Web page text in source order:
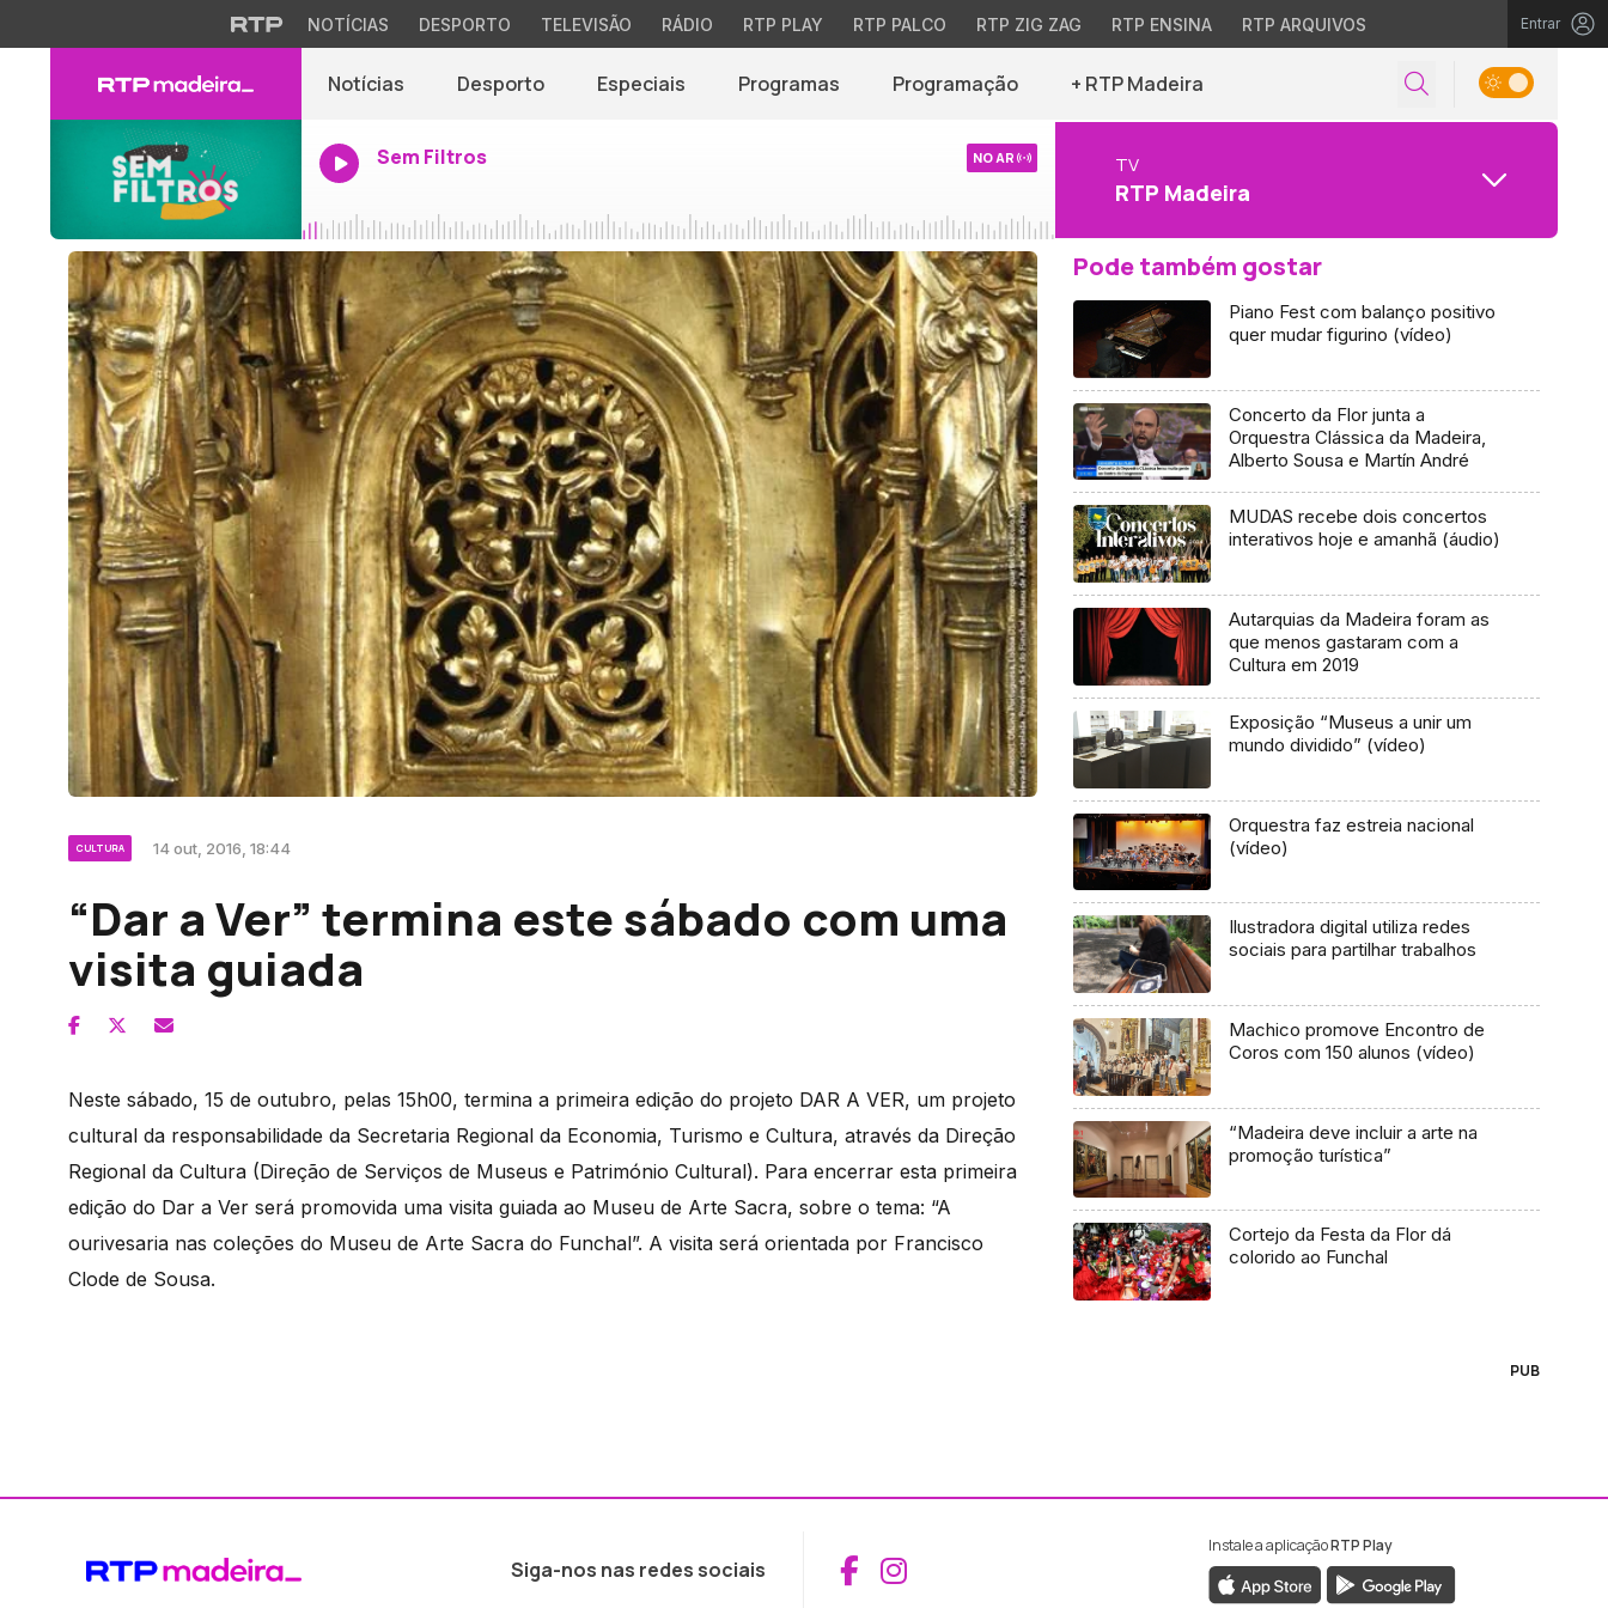
NOTÍCIAS DESPORTO TELEVISÃO RÁDIO RTP PLAY RTP PALCO RTP ZIG ZAG RTP ENSINA RTP ARQUIVOS Entrar
Notícias Desporto Especiais Programas Programação + RTP Madeira
Sem Filtros NO AR TV
RTP Madeira
CULTURA 14 out, 2016, 18:44
“Dar a Ver” termina este sábado com uma
visita guiada
Neste sábado, 15 de outubro, pelas 15h00, termina a primeira edição do projeto DAR A VER, um projeto
cultural da responsabilidade da Secretaria Regional da Economia, Turismo e Cultura, através da Direção
Regional da Cultura (Direção de Serviços de Museus e Património Cultural). Para encerrar esta primeira
edição do Dar a Ver será promovida uma visita guiada ao Museu de Arte Sacra, sobre o tema: “A
ourivesaria nas coleções do Museu de Arte Sacra do Funchal”. A visita será orientada por Francisco
Clode de Sousa.
Pode também gostar
Piano Fest com balanço positivo
quer mudar figurino (vídeo)
Concerto da Flor junta a
Orquestra Clássica da Madeira,
Alberto Sousa e Martín André
MUDAS recebe dois concertos
interativos hoje e amanhã (áudio)
Autarquias da Madeira foram as
que menos gastaram com a
Cultura em 2019
Exposição “Museus a unir um
mundo dividido” (vídeo)
Orquestra faz estreia nacional
(vídeo)
Ilustradora digital utiliza redes
sociais para partilhar trabalhos
Machico promove Encontro de
Coros com 150 alunos (vídeo)
“Madeira deve incluir a arte na
promoção turística”
Cortejo da Festa da Flor dá
colorido ao Funchal
PUB
Siga-nos nas redes sociais Aceder ao Facebook da RTP Madeira
Aceder ao Instagram da RTP Madeira
Instale a aplicaçãoRTP Play